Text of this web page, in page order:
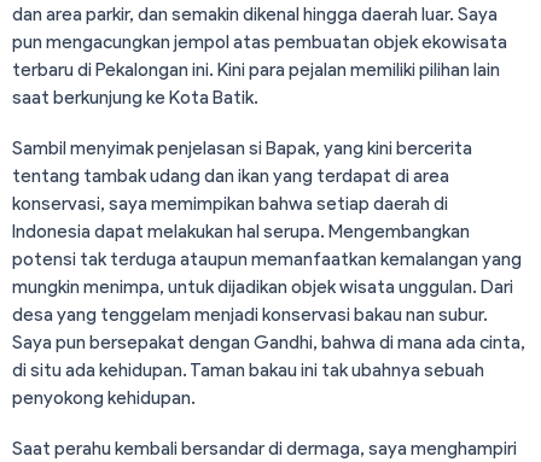
dan area parkir, dan semakin dikenal hingga daerah luar. Saya
pun mengacungkan jempol atas pembuatan objek ekowisata
terbaru di Pekalongan ini. Kini para pejalan memiliki pilihan lain
saat berkunjung ke Kota Batik.
Sambil menyimak penjelasan si Bapak, yang kini bercerita
tentang tambak udang dan ikan yang terdapat di area
konservasi, saya memimpikan bahwa setiap daerah di
Indonesia dapat melakukan hal serupa. Mengembangkan
potensi tak terduga ataupun memanfaatkan kemalangan yang
mungkin menimpa, untuk dijadikan objek wisata unggulan. Dari
desa yang tenggelam menjadi konservasi bakau nan subur.
Saya pun bersepakat dengan Gandhi, bahwa di mana ada cinta,
di situ ada kehidupan. Taman bakau ini tak ubahnya sebuah
penyokong kehidupan.
Saat perahu kembali bersandar di dermaga, saya menghampiri